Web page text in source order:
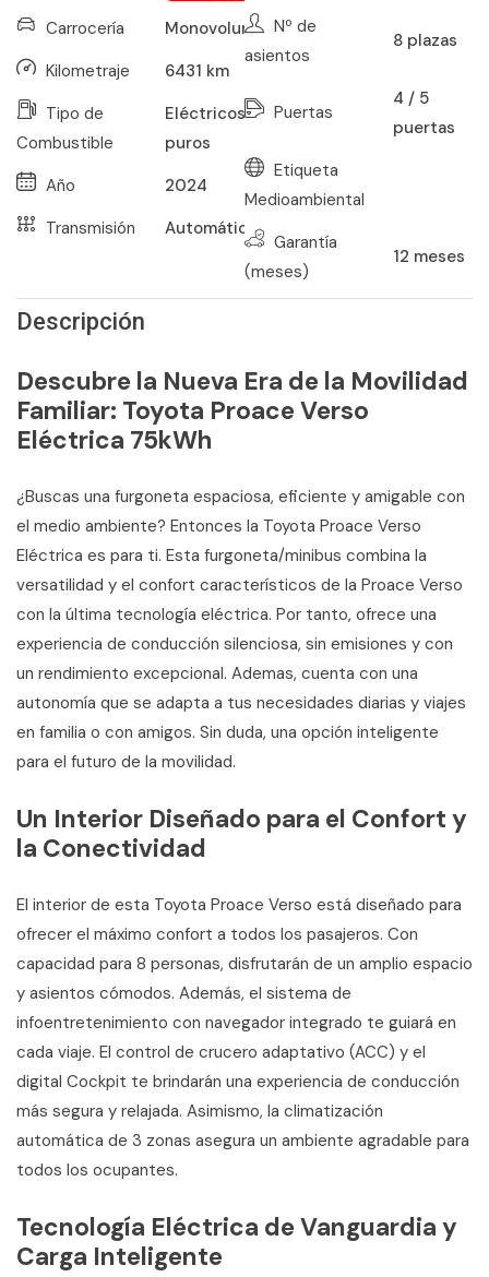
Carrocería
Monovolumen
Kilometraje
6431 km
Tipo de
Combustible
Eléctricos
puros
Año
2024
Transmisión
Automático
Nº de
asientos
8 plazas
Puertas
4 / 5
puertas
Etiqueta
Medioambiental
Garantía
(meses)
12 meses
Descripción
Descubre la Nueva Era de la Movilidad
Familiar: Toyota Proace Verso
Eléctrica 75kWh
¿Buscas una furgoneta espaciosa, eficiente y amigable con
el medio ambiente? Entonces la Toyota Proace Verso
Eléctrica es para ti. Esta furgoneta/minibus combina la
versatilidad y el confort característicos de la Proace Verso
con la última tecnología eléctrica. Por tanto, ofrece una
experiencia de conducción silenciosa, sin emisiones y con
un rendimiento excepcional. Ademas, cuenta con una
autonomía que se adapta a tus necesidades diarias y viajes
en familia o con amigos. Sin duda, una opción inteligente
para el futuro de la movilidad.
Un Interior Diseñado para el Confort y
la Conectividad
El interior de esta Toyota Proace Verso está diseñado para
ofrecer el máximo confort a todos los pasajeros. Con
capacidad para 8 personas, disfrutarán de un amplio espacio
y asientos cómodos. Además, el sistema de
infoentretenimiento con navegador integrado te guiará en
cada viaje. El control de crucero adaptativo (ACC) y el
digital Cockpit te brindarán una experiencia de conducción
más segura y relajada. Asimismo, la climatización
automática de 3 zonas asegura un ambiente agradable para
todos los ocupantes.
Tecnología Eléctrica de Vanguardia y
Carga Inteligente